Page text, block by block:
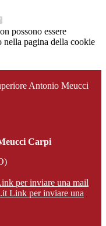
possono essere
nella pagina della cookie
Antonio Meucci
Carpi
per inviare una mail
Link per inviare una